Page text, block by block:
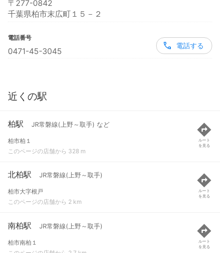
〒277-0842
千葉県柏市末広町１５－２
電話番号
0471-45-3045
電話する
近くの駅
柏駅 JR常磐線(上野～取手) など
柏市柏１
このページの店舗から 328 m
ルート
を見る
北柏駅 JR常磐線(上野～取手)
柏市大字根戸
このページの店舗から 2 km
ルート
を見る
南柏駅 JR常磐線(上野～取手)
柏市南柏１
ルート
を見る